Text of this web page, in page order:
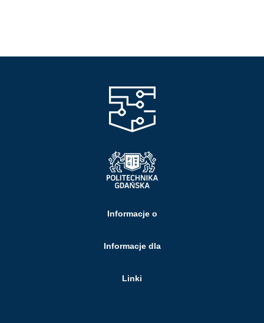
Informacje o
Informacje dla
Linki